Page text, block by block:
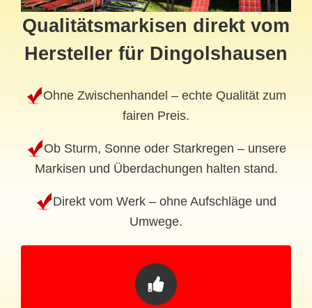
Qualitätsmarkisen direkt vom
Hersteller für Dingolshausen
Ohne Zwischenhandel – echte Qualität zum
fairen Preis.
Ob Sturm, Sonne oder Starkregen – unsere
Markisen und Überdachungen halten stand.
Direkt vom Werk – ohne Aufschläge und
Umwege.